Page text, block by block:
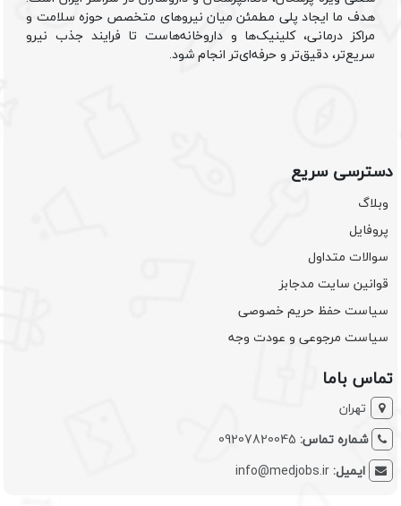
هدف ما ایجاد پلی مطمئن میان نیروهای متخصص حوزه سلامت و
مراکز درمانی، کلینیک‌ها و داروخانه‌هاست تا فرایند جذب نیرو
سریع‌تر، دقیق‌تر و حرفه‌ای‌تر انجام شود.
دسترسی سریع
وبلاگ
پروفایل
سوالات متداول
قوانین سایت مدجابز
سیاست حفظ حریم خصوصی
سیاست مرجوعی و عودت وجه
تماس باما
تهران
شماره تماس: 09207820045
ایمیل:info@medjobs.ir